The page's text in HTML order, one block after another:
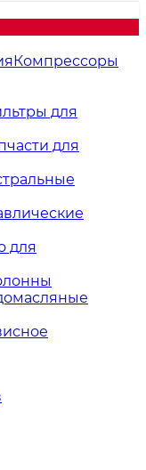
Компрессоры
для
для
для